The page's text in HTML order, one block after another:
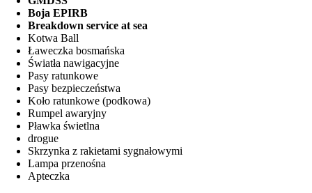
Boja EPIRB
Breakdown service at sea
Kotwa Ball
Ławeczka bosmańska
Światła nawigacyjne
Pasy ratunkowe
Pasy bezpieczeństwa
Koło ratunkowe (podkowa)
Rumpel awaryjny
Pławka świetlna
drogue
Skrzynka z rakietami sygnałowymi
Lampa przenośna
Apteczka